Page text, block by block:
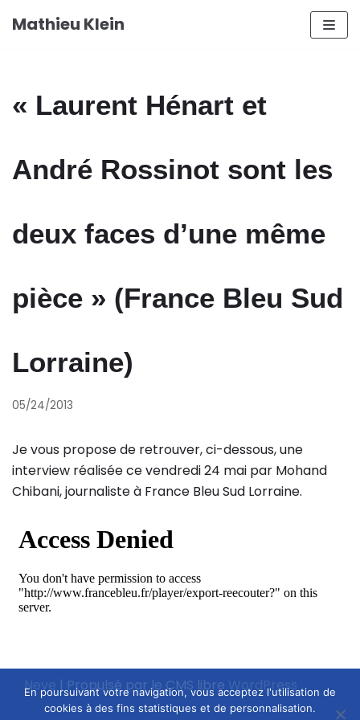
Aller
Mathieu Klein
« Laurent Hénart et
André Rossinot sont les
deux faces d’une même
pièce » (France Bleu Sud
Lorraine)
05/24/2013
Je vous propose de retrouver, ci-dessous, une
interview réalisée ce vendredi 24 mai par Mohand
Chibani, journaliste à France Bleu Sud Lorraine.
Neve | Propulsé par le CMS libre WordPress
En poursuivant votre navigation, vous acceptez l'utilisation de
cookies à des fins statistiques et de personnalisation.